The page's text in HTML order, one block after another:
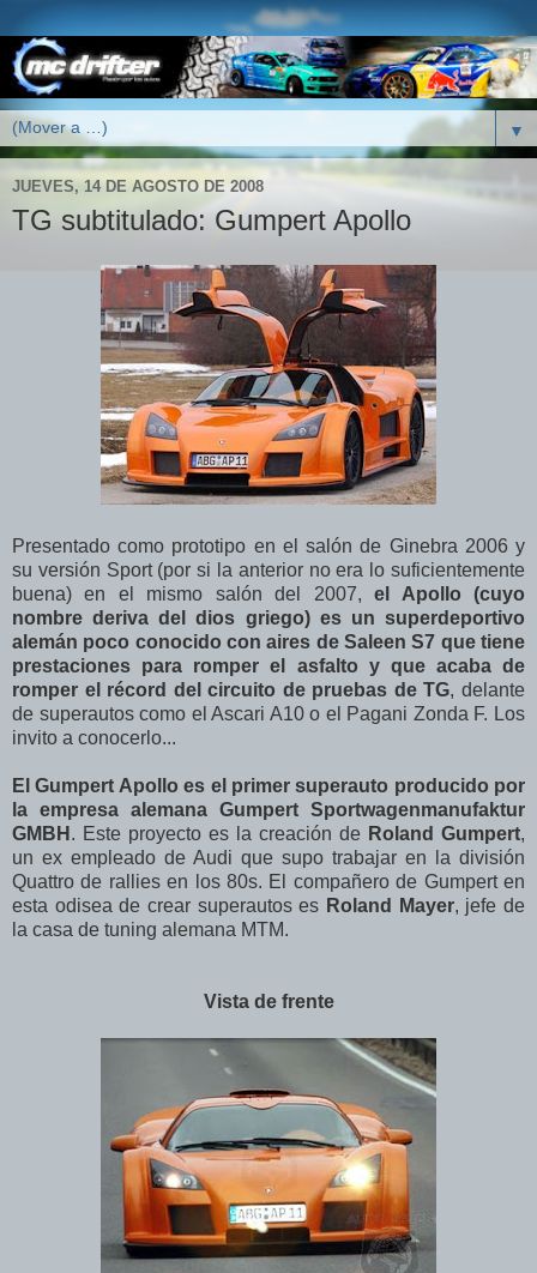
▼
JUEVES, 14 DE AGOSTO DE 2008
TG subtitulado: Gumpert Apollo
Presentado como prototipo en el salón de Ginebra 2006 y
su versión Sport (por si la anterior no era lo suficientemente
buena) en el mismo salón del 2007,el Apollo (cuyo
nombre deriva del dios griego) es un superdeportivo
alemán poco conocido con aires de Saleen S7 que tiene
prestaciones para romper el asfalto y que acaba de
romper el récord del circuito de pruebas de TG, delante
de superautos como el Ascari A10 o el Pagani Zonda F. Los
invito a conocerlo...
El Gumpert Apollo es el primer superauto producido por
la empresa alemana Gumpert Sportwagenmanufaktur
GMBH . Este proyecto es la creación de Roland Gumpert,
un ex empleado de Audi que supo trabajar en la división
Quattro de rallies en los 80s. El compañero de Gumpert en
esta odisea de crear superautos es Roland Mayer, jefe de
la casa de tuning alemana MTM.
Vista de frente